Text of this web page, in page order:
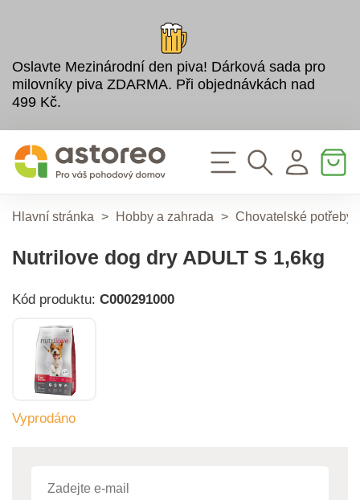
Oslavte Mezinárodní den piva! Dárková sada pro
milovníky piva ZDARMA. Při objednávkách nad
499 Kč.
Hlavní stránka > Hobby a zahrada > Chovatelské potřeby
Nutrilove dog dry ADULT S 1,6kg
Kód produktu: C000291000
Vyprodáno